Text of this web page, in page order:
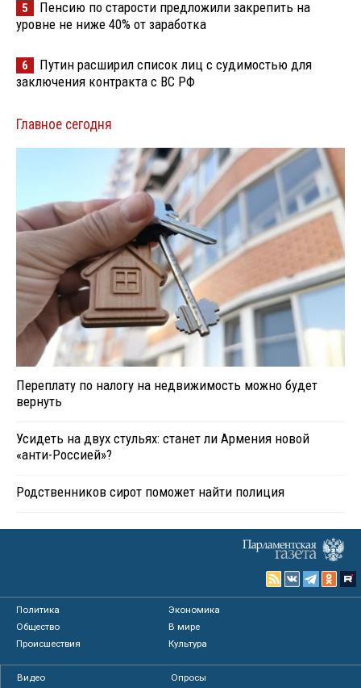
5
Пенсию по старости предложили закрепить на
уровне не ниже 40% от заработка
6
Путин расширил список лиц с судимостью для
заключения контракта с ВС РФ
Главное сегодня
Переплату по налогу на недвижимость можно будет
вернуть
Усидеть на двух стульях: станет ли Армения новой
«анти-Россией»?
Родственников сирот поможет найти полиция
Политика
Экономика
Общество
В мире
Происшествия
Культура
Видео
Опросы